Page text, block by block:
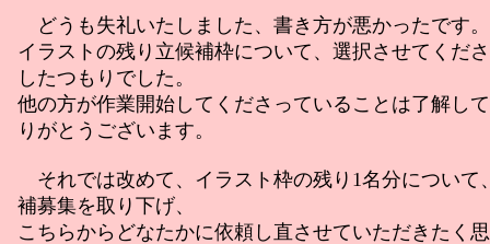
どうも失礼いたしました、書き方が悪かったです。
イラストの残り立候補枠について、選択させてくだ
したつもりでした。
他の方が作業開始してくださっていることは了解し
りがとうございます。
それでは改めて、イラスト枠の残り1名分について
補募集を取り下げ、
こちらからどなたかに依頼し直させていただきたく